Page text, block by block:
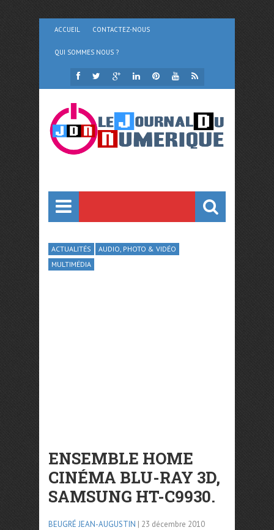
ACCUEIL CONTACTEZ-NOUS
QUI SOMMES NOUS ?
ACTUALITÉS
AUDIO, PHOTO & VIDÉO
MULTIMÉDIA
ENSEMBLE HOME
CINÉMA BLU-RAY 3D,
SAMSUNG HT-C9930.
BEUGRÉ JEAN-AUGUSTIN | 23 décembre 2010